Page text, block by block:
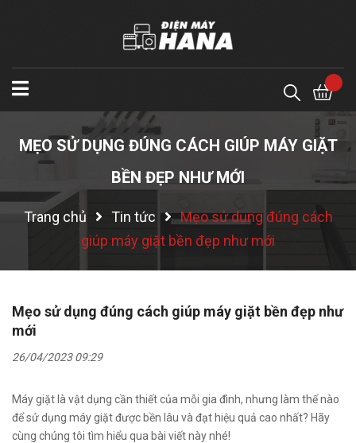
MẸO SỬ DỤNG ĐÚNG CÁCH GIÚP MÁY GIẶT
BỀN ĐẸP NHƯ MỚI
Trang chủ Tin tức
Mẹo sử dụng đúng cách
giúp máy giặt bền đẹp như mới
Mẹo sử dụng đúng cách giúp máy giặt bền đẹp như
mới
26/04/2023 09:29
Máy giặt là vật dụng cần thiết của mỗi gia đình, nhưng làm thế nào
để sử dụng máy giặt được bền lâu và đạt hiệu quả cao nhất? Hãy
cùng chúng tôi tìm hiểu qua bài viết này nhé!